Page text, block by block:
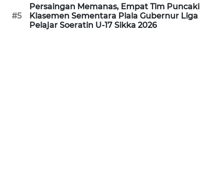
#5
Persaingan Memanas, Empat Tim Puncaki
Klasemen Sementara Piala Gubernur Liga
Pelajar Soeratin U-17 Sikka 2026
WN
PRIANGAN
TIMUR